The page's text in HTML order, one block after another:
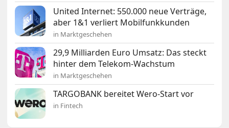
United Internet: 550.000 neue Verträge,
aber 1&1 verliert Mobilfunkkunden
in Marktgeschehen
29,9 Milliarden Euro Umsatz: Das steckt
hinter dem Telekom-Wachstum
in Marktgeschehen
TARGOBANK bereitet Wero-Start vor
in Fintech